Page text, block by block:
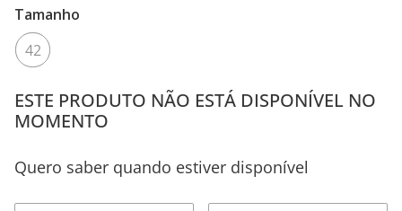
Tamanho
42
ESTE PRODUTO NÃO ESTÁ DISPONÍVEL NO
MOMENTO
Quero saber quando estiver disponível